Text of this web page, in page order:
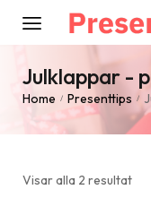
Julklappar -
Home / Presenttips /
Visar alla 2 resultat